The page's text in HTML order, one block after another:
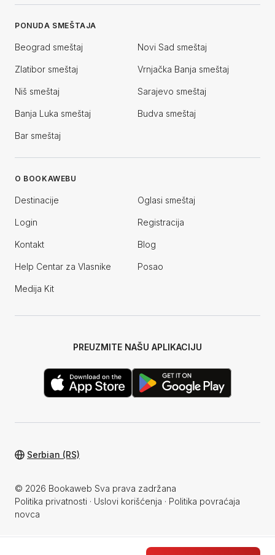
PONUDA SMEŠTAJA
Beograd smeštaj Novi Sad smeštaj
Zlatibor smeštaj Vrnjačka Banja smeštaj
Niš smeštaj Sarajevo smeštaj
Banja Luka smeštaj Budva smeštaj
Bar smeštaj
O BOOKAWEBU
Destinacije Oglasi smeštaj
Login Registracija
Kontakt Blog
Help Centar za Vlasnike Posao
Medija Kit
PREUZMITE NAŠU APLIKACIJU
© 2026 Bookaweb Sva prava zadržana
Politika privatnosti · Uslovi korišćenja · Politika povraćaja
novca
Serbian (RS)